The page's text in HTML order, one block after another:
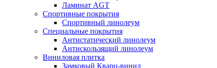
Ламинат AGT
Спортивные покрытия
Спортивный линолеум
Специальные покрытия
Антистатический линолеум
Антискользящий линолеум
Виниловая плитка
Замковый Кварц-винил